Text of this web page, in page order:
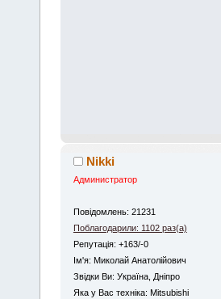
Nikki
Администратор
Повідомлень: 21231
Поблагодарили: 1102 раз(а)
Репутація: +163/-0
Iм'я: Миколай Анатолійович
Звідки Ви: Україна, Дніпро
Яка у Вас техніка: Mitsubishi